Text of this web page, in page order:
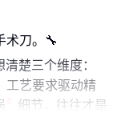
术刀。🔧
楚三个维度：
工艺要求驱动精
细节，往往才是